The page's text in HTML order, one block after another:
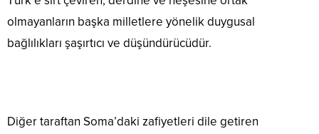
olmayanların başka milletlere yönelik duygusal
bağlılıkları şaşırtıcı ve düşündürücüdür.
Diğer taraftan Soma’daki zafiyetleri dile getiren